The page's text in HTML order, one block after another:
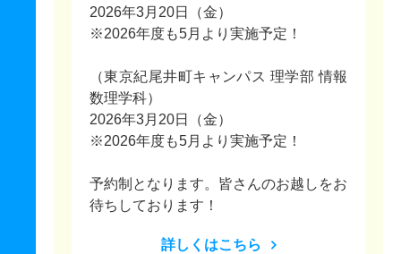
2026年3月20日（金）
※2026年度も5月より実施予定！
（東京紀尾井町キャンパス 理学部 情報
数理学科）
2026年3月20日（金）
※2026年度も5月より実施予定！
予約制となります。皆さんのお越しをお
待ちしております！
詳しくはこちら